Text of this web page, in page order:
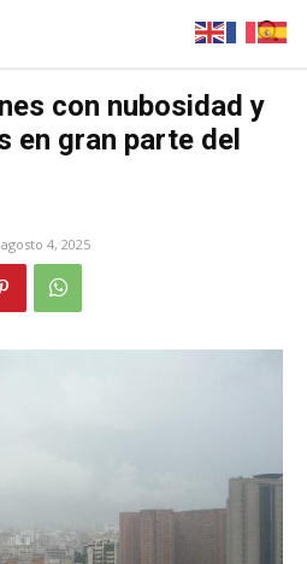
con nubosidad y
en gran parte del
agosto 4, 2025